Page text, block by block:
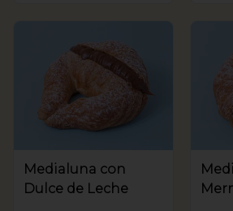
Medialuna con
Dulce de Leche